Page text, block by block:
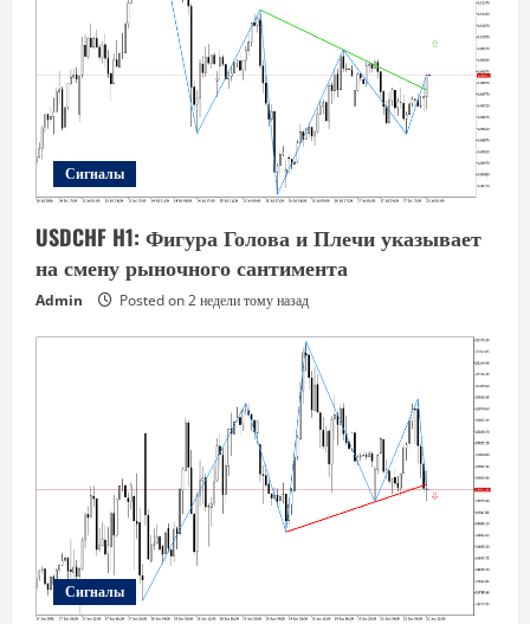
Сигналы
USDCHF H1: Фигура Голова и Плечи указывает
на смену рыночного сантимента
Admin Posted on 2 недели тому назад
Сигналы